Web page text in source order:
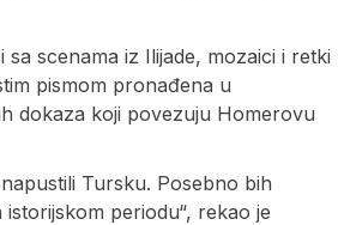
scenama iz Ilijade, mozaici i retki
pismom pronađena u
dokaza koji povezuju Homerovu
Tursku. Posebno bih
periodu“, rekao je